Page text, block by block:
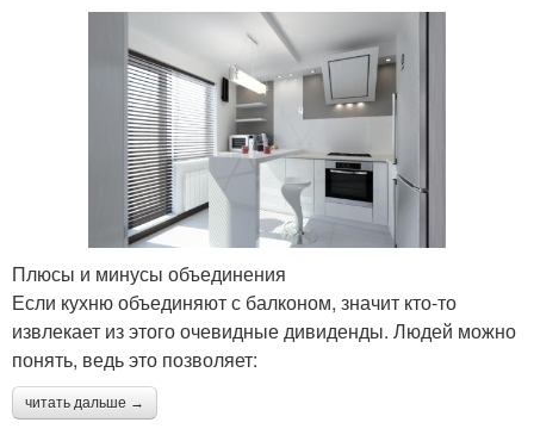
Плюсы и минусы объединения
Если кухню объединяют с балконом, значит кто-то
извлекает из этого очевидные дивиденды. Людей можно
понять, ведь это позволяет:
читать дальше →